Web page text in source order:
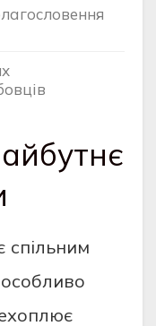
спільним
особливо